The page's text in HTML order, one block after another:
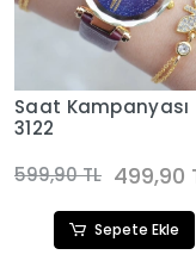
Saat Kampanyası
3122
599,90 TL 499,90
Sepete Ekle